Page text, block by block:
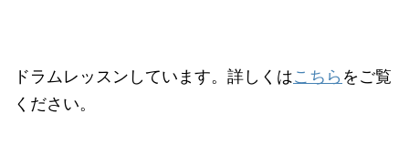
ドラムレッスンしています。詳しくはこちら をご覧
ください。